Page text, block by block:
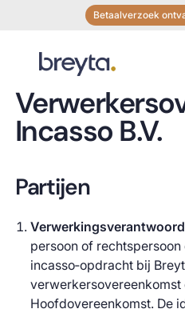
Betaalverzoek
Incasso B.V.
Partijen
persoon of
incasso‑opdracht bij
Hoofdovereenkomst. De